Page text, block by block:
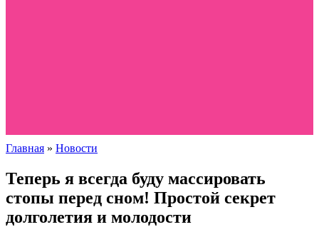
Главная » Новости
Теперь я всегда буду массировать
стопы перед сном! Простой секрет
долголетия и молодости